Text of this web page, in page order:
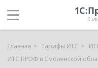
Главная Тарифы ИТС
ИТС ПРОФ в Смоленской